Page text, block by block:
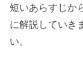
短いあらすじか
に解説していき
い。